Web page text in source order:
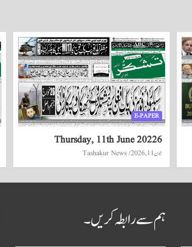
E-PAPER
Thursday, 11th June 20226
جون 11, 2026 Tashakur News
ہم سے رابطہ کریں۔